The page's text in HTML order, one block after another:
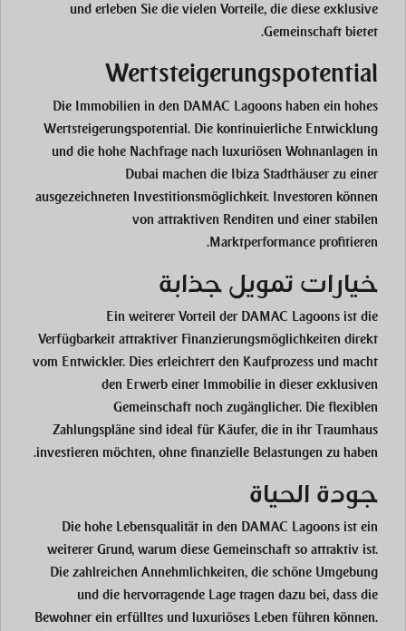
und erleben Sie die vielen Vorteile, die diese exklusive
Gemeinschaft bietet.
Wertsteigerungspotential
Die Immobilien in den DAMAC Lagoons haben ein hohes
Wertsteigerungspotential. Die kontinuierliche Entwicklung
und die hohe Nachfrage nach luxuriösen Wohnanlagen in
Dubai machen die Ibiza Stadthäuser zu einer
ausgezeichneten Investitionsmöglichkeit. Investoren können
von attraktiven Renditen und einer stabilen
Marktperformance profitieren.
خيارات تمويل جذابة
Ein weiterer Vorteil der DAMAC Lagoons ist die
Verfügbarkeit attraktiver Finanzierungsmöglichkeiten direkt
vom Entwickler. Dies erleichtert den Kaufprozess und macht
den Erwerb einer Immobilie in dieser exklusiven
Gemeinschaft noch zugänglicher. Die flexiblen
Zahlungspläne sind ideal für Käufer, die in ihr Traumhaus
investieren möchten, ohne finanzielle Belastungen zu haben.
جودة الحياة
Die hohe Lebensqualität in den DAMAC Lagoons ist ein
weiterer Grund, warum diese Gemeinschaft so attraktiv ist.
Die zahlreichen Annehmlichkeiten, die schöne Umgebung
und die hervorragende Lage tragen dazu bei, dass die
Bewohner ein erfülltes und luxuriöses Leben führen können.